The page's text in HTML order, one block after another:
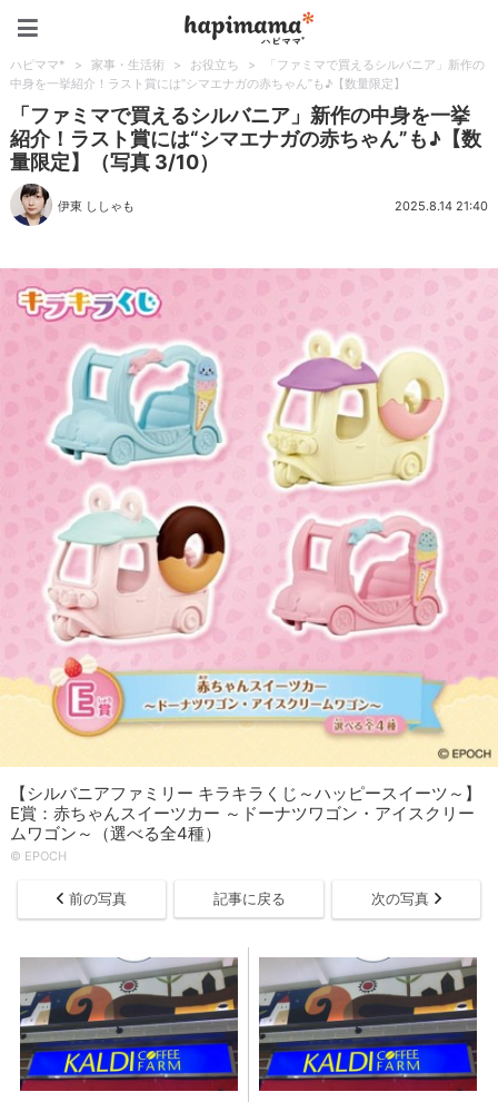
ハピママ* > 家事・生活術 > お役立ち >
「ファミマで買えるシルバニア」新作の
中身を一挙紹介！ラスト賞には“シマエナガの赤ちゃん”も♪【数量限定】
「ファミマで買えるシルバニア」新作の中身を一挙
紹介！ラスト賞には“シマエナガの赤ちゃん”も♪【数
量限定】（写真 3/10）
伊東 ししゃも 2025.8.14 21:40
【シルバニアファミリー キラキラくじ～ハッピースイーツ～】
E賞：赤ちゃんスイーツカー ～ドーナツワゴン・アイスクリー
ムワゴン～（選べる全4種）
© EPOCH
前の写真 記事に戻る 次の写真